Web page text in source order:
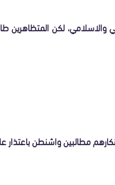
لكن المتظاهرين
مطالبين واشنطن باعتذار